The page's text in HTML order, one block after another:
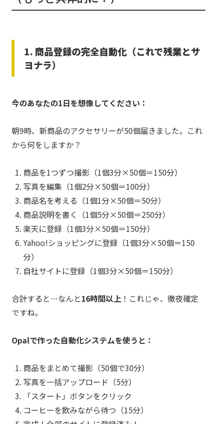
1. 商品登録の完全自動化（これで残業とサ
ヨナラ）
今のあなたの1日を想像してください：
朝9時、新商品のアクセサリーが50個届きました。これ
から何をしますか？
商品を1つずつ撮影（1個3分×50個＝150分）
写真を編集（1個2分×50個＝100分）
商品名を考える（1個1分×50個＝50分）
商品説明を書く（1個5分×50個＝250分）
楽天に登録（1個3分×50個＝150分）
Yahoo!ショッピングに登録（1個3分×50個＝150
分）
自社サイトに登録（1個3分×50個＝150分）
合計すると…なんと16時間以上 ！これじゃ、徹夜確定
ですね。
Opalで作った自動化システムを使うと：
商品をまとめて撮影（50個で30分）
写真を一括アップロード（5分）
「スタート」ボタンをクリック
コーヒーを飲みながら待つ（15分）